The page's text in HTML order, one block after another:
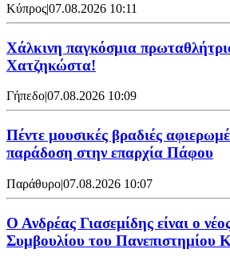
Κύπρος|07.08.2026 10:11
Χάλκινη παγκόσμια
Χατζηκώστα!
Γήπεδο|07.08.2026 10:09
Πέντε μουσικές βραδιές
παράδοση στην επαρχία Πάφου
Παράθυρο|07.08.2026 10:07
Ο Ανδρέας Γιασεμίδης είναι ο
Συμβουλίου του Πανεπιστημίου